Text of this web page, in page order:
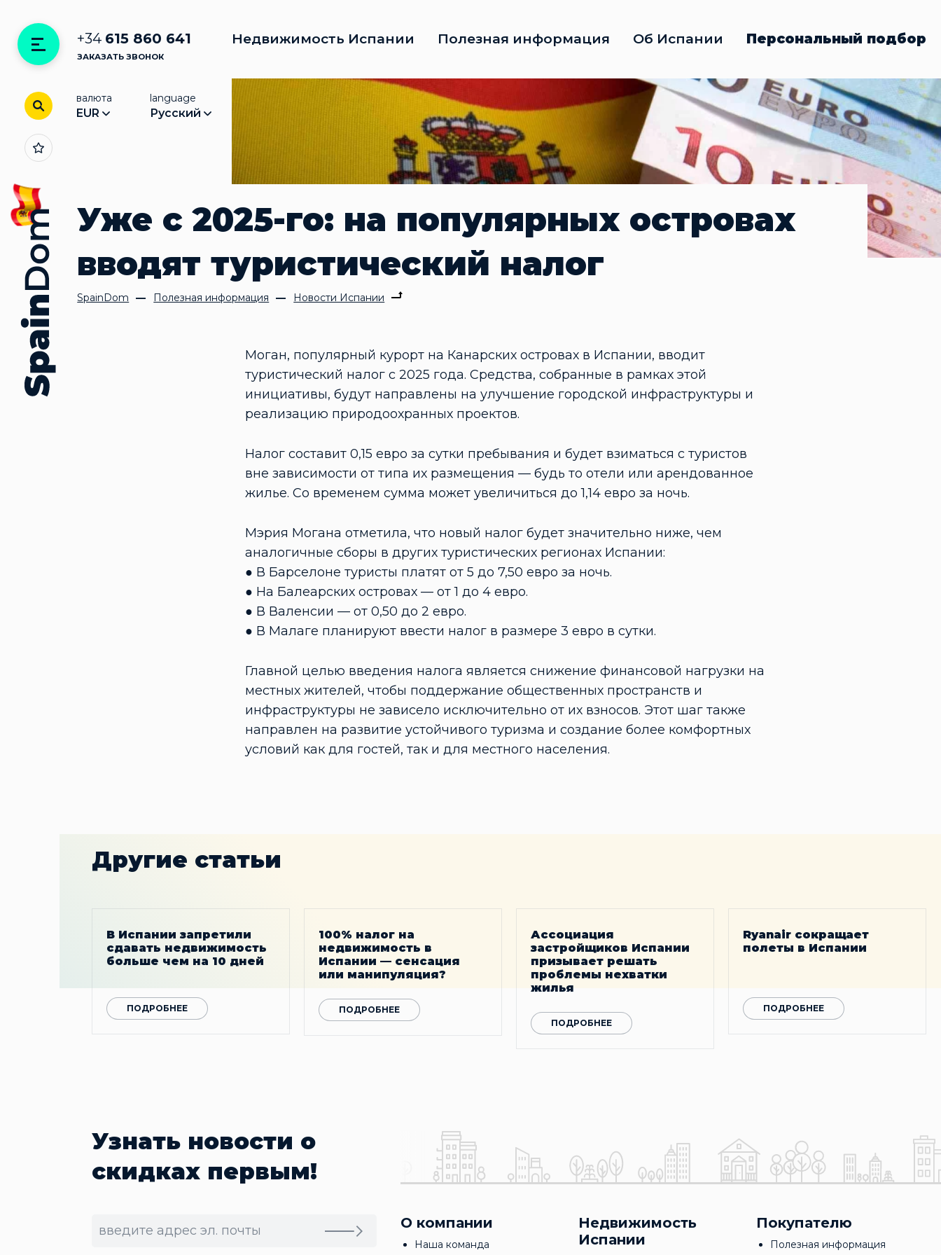
+34 615 860 641
ЗАКАЗАТЬ ЗВОНОК
Недвижимость Испании Полезная информация Об Испании Персональный подбор
валюта
EUR
language
Русский
Уже с 2025-го: на популярных островах
вводят туристический налог
SpainDom Полезная информация Новости Испании
Моган, популярный курорт на Канарских островах в Испании, вводит
туристический налог с 2025 года. Средства, собранные в рамках этой
инициативы, будут направлены на улучшение городской инфраструктуры и
реализацию природоохранных проектов.
Налог составит 0,15 евро за сутки пребывания и будет взиматься с туристов
вне зависимости от типа их размещения — будь то отели или арендованное
жилье. Со временем сумма может увеличиться до 1,14 евро за ночь.
Мэрия Могана отметила, что новый налог будет значительно ниже, чем
аналогичные сборы в других туристических регионах Испании:
● В Барселоне туристы платят от 5 до 7,50 евро за ночь.
● На Балеарских островах — от 1 до 4 евро.
● В Валенсии — от 0,50 до 2 евро.
● В Малаге планируют ввести налог в размере 3 евро в сутки.
Главной целью введения налога является снижение финансовой нагрузки на
местных жителей, чтобы поддержание общественных пространств и
инфраструктуры не зависело исключительно от их взносов. Этот шаг также
направлен на развитие устойчивого туризма и создание более комфортных
условий как для гостей, так и для местного населения.
Другие статьи
В Испании запретили
сдавать недвижимость
больше чем на 10 дней
ПОДРОБНЕЕ
100% налог на
недвижимость в
Испании — сенсация
или манипуляция?
ПОДРОБНЕЕ
Ассоциация
застройщиков Испании
призывает решать
проблемы нехватки
жилья
ПОДРОБНЕЕ
Ryanair сокращает
полеты в Испании
ПОДРОБНЕЕ
Узнать новости о
скидках первым!
О компании
Наша команда
Недвижимость
Испании
Покупателю
Полезная информация